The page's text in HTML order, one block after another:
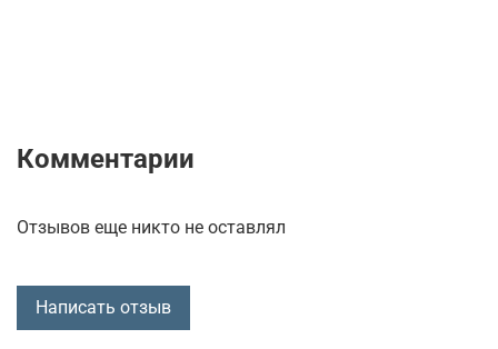
Комментарии
Отзывов еще никто не оставлял
Написать отзыв